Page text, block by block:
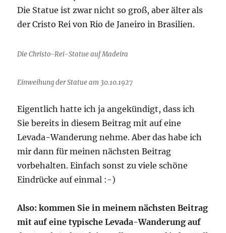
Die Statue ist zwar nicht so groß, aber älter als
der Cristo Rei von Rio de Janeiro in Brasilien.
Die Christo-Rei-Statue auf Madeira
Einweihung der Statue am 30.10.1927
Eigentlich hatte ich ja angekündigt, dass ich
Sie bereits in diesem Beitrag mit auf eine
Levada-Wanderung nehme. Aber das habe ich
mir dann für meinen nächsten Beitrag
vorbehalten. Einfach sonst zu viele schöne
Eindrücke auf einmal :-)
Also: kommen Sie in meinem nächsten Beitrag
mit auf eine typische Levada-Wanderung auf